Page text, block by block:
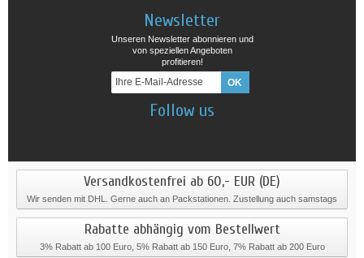
Newsletter
Unseren Newsletter abonnieren und
von speziellen Angeboten
profitieren!
Follow us
Versandkostenfrei ab 60,- EUR (DE)
Wir senden mit DHL. Gerne auch an Packstationen. Zustellung auch samstags
Rabatte abhängig vom Bestellwert
3% Rabatt ab 100 Euro, 5% Rabatt ab 150 Euro, 7% Rabatt ab 200 Euro